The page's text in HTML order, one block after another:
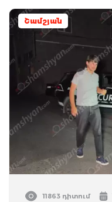
Շամշյան
11863 դիտում